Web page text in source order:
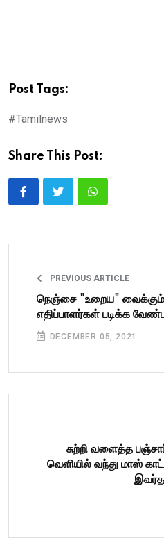
Post Tags:
#Tamilnews
Share This Post:
PREVIOUS ARTICLE
நெஞ்சை "உறைய"
எதிப்பாளர்கள் படிக்க
DECEMBER 05, 2021
சுற்றி வளைத்த
வெளியில் வந்து மாஸ்